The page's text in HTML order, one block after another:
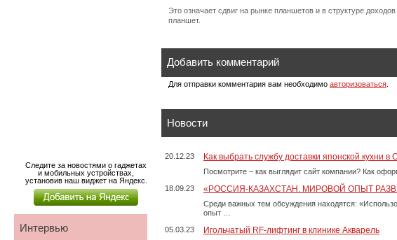
Это означает сдвиг на рынке планшетов и в структуре
планшет.
Добавить комментарий
Для отправки комментария вам необходимо авторизоваться
Новости
20.12.23 Как выбрать службу доставки японской кухни
Посмотрите – как выглядит сайт компании? Как
18.09.23
«РОССИЯ-КАЗАХСТАН. МИРОВОЙ ОПЫТ
Среди важных тем обсуждения находятся:
опыт …
05.03.23
Игольчатый RF-лифтинг в клинике Акварель
Следите за новостями о гаджетах
и мобильных устройствах,
установив наш виджет на Яндекс.
Интервью